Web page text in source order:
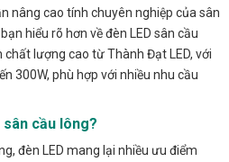
nâng cao tính chuyên nghiệp của sân
hiểu rõ hơn về đèn LED sân cầu
chất lượng cao từ Thành Đạt LED, với
300W, phù hợp với nhiều nhu cầu
sân cầu lông?
đèn LED mang lại nhiều ưu điểm